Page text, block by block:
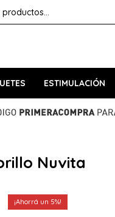
ESTIMULACIÓN
Nuvita
5